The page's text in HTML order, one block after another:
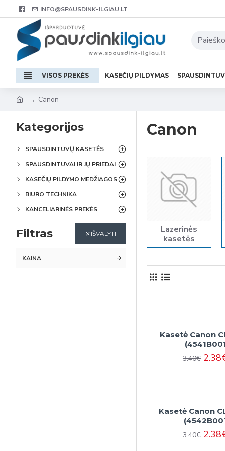
INFO@SPAUSDINK-ILGIAU.LT
VISOS PREKĖS KASEČIŲ PILDYMAS
Canon
Kategorijos
SPAUSDINTUVŲ KASETĖS
SPAUSDINTUVAI IR JŲ PRIEDAI
KASEČIŲ PILDYMO MEDŽIAGOS
BIURO TECHNIKA
KANCELIARINĖS PREKĖS
Filtras IŠVALYTI
KAINA
Canon
Lazerinės
kasetės
Kasetė Canon
3.40€
Kasetė Canon
3.40€